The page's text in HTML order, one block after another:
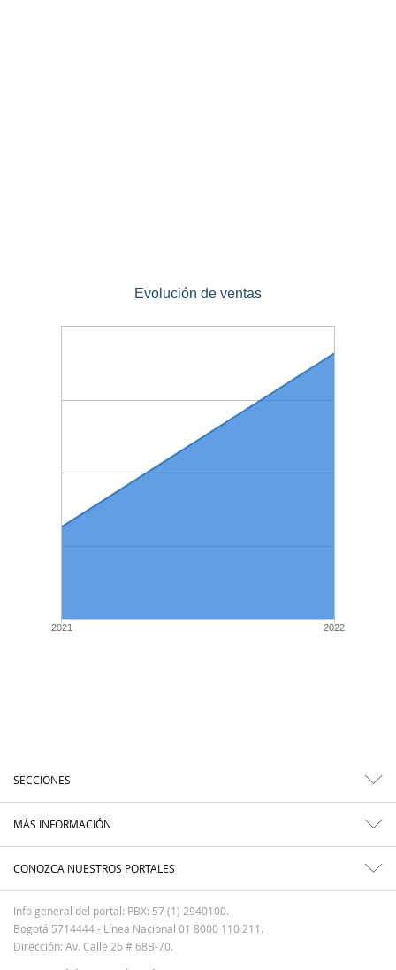
Evolución de ventas
2021 2022
SECCIONES
MÁS INFORMACIÓN
CONOZCA NUESTROS PORTALES
Info general del portal: PBX: 57 (1) 2940100.
Bogotá 5714444 - Línea Nacional 01 8000 110 211.
Dirección: Av. Calle 26 # 68B-70.